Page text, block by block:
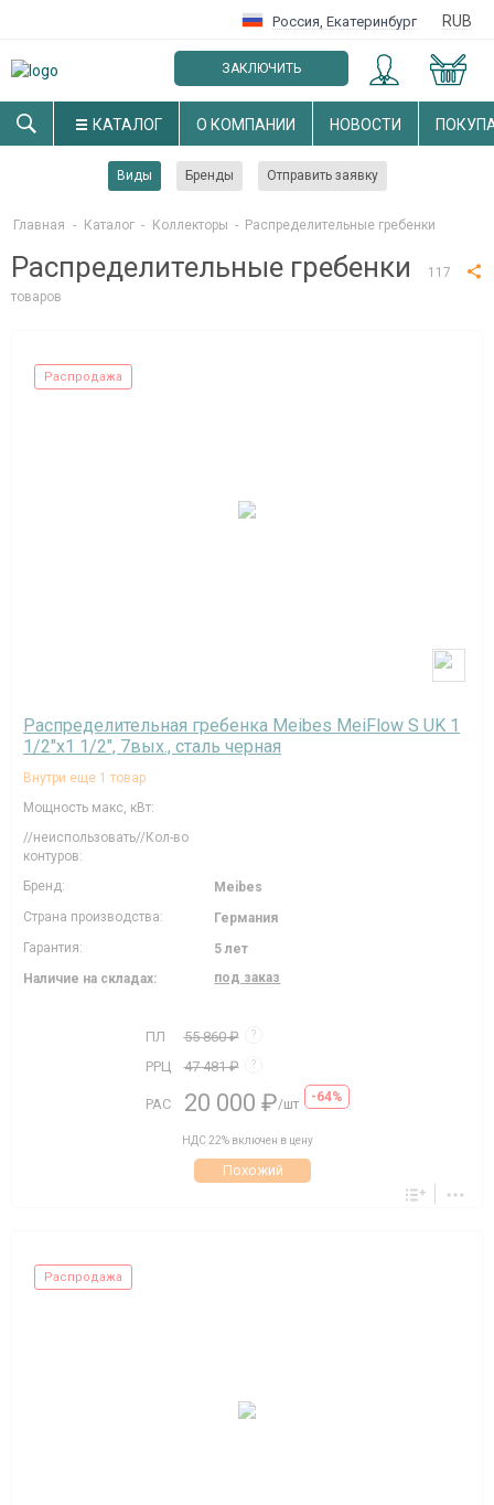
Россия, Екатеринбург RUB
ЗАКЛЮЧИТЬ
ОПТОВЫЙ ДОГОВОР
КАТАЛОГ О КОМПАНИИ НОВОСТИ
Виды Бренды Отправить заявку
Главная - Каталог - Коллекторы - Распределительные гребенки
Распределительные гребенки
117
товаров
Распродажа
Распределительная гребенка Meibes MeiFlow S UK 1
1/2"х1 1/2", 7вых., сталь черная
Внутри еще 1 товар
Мощность макс, кВт:
//неиспользовать//Кол-во
контуров:
Бренд:
Meibes
Страна производства:
Германия
Гарантия:
5 лет
Наличие на складах:
под заказ
ПЛ 55 860 ₽ ?
РРЦ 47 481 ₽ ?
РАС 20 000 ₽/шт -64%
НДС 22% включен в цену
Похожий
Распродажа